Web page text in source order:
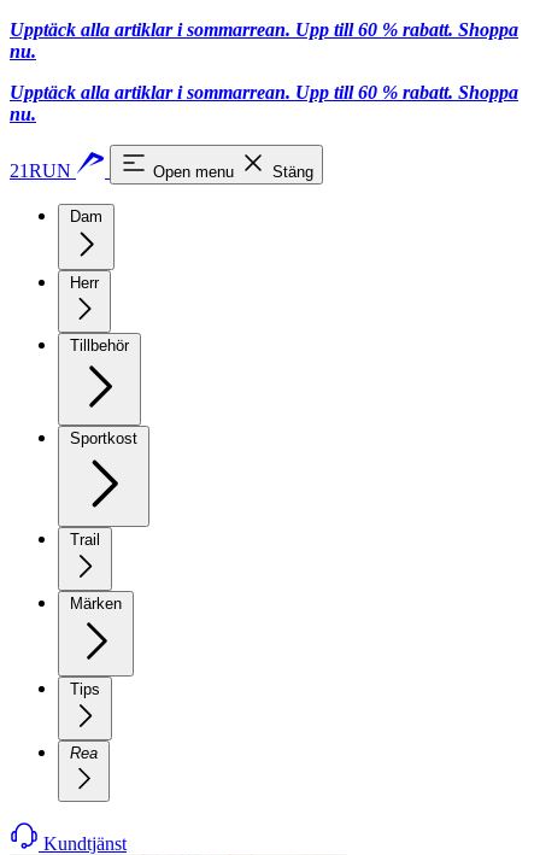
Upptäck alla artiklar i sommarrean. Upp till 60 % rabatt. Shoppa
nu.
Upptäck alla artiklar i sommarrean. Upp till 60 % rabatt. Shoppa
nu.
21RUN Open menu Stäng
Dam
Herr
Tillbehör
Sportkost
Trail
Märken
Tips
Rea
Kundtjänst